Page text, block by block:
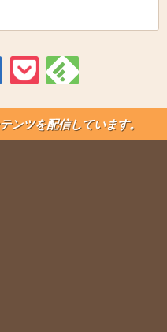
ンツを配信しています。